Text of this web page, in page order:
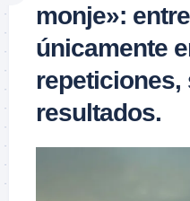
monje»:
únicamente
repeticiones,
resultados.